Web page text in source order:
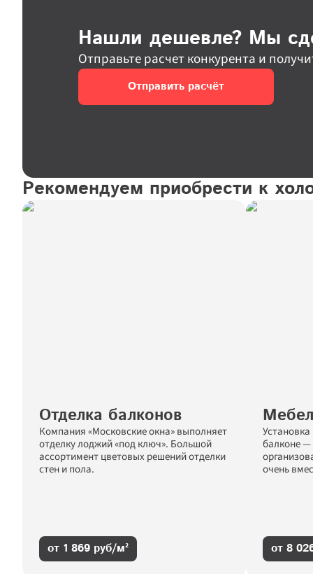
Нашли дешевле? Мы
Отправьте расчет конкурента и
Отправить расчёт
Рекомендуем приобрести к
Отделка балконов
Компания «Московские окна» выполняет
отделку лоджий «под ключ». Большой
ассортимент цветовых решений отделки
стен и пола.
от 1 869 руб/м²
балконе —
очень
от 8